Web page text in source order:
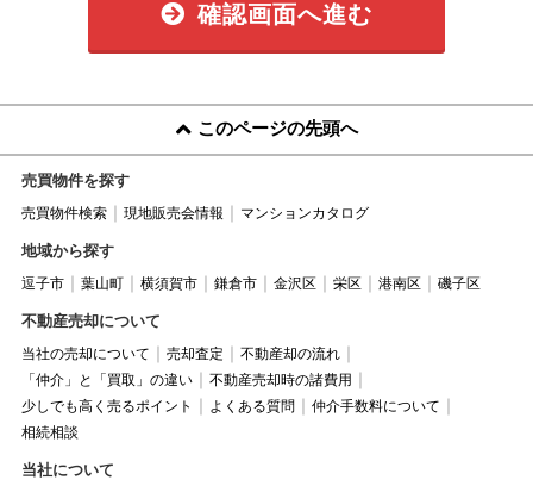
確認画面へ進む
このページの先頭へ
売買物件を探す
売買物件検索 現地販売会情報 マンションカタログ
地域から探す
逗子市 葉山町 横須賀市 鎌倉市 金沢区 栄区 港南区 磯子区
不動産売却について
当社の売却について 売却査定
不動産却の流れ
「仲介」と「買取」の違い
不動産売却時の諸費用
少しでも高く売るポイント
よくある質問
仲介手数料について
相続相談
当社について